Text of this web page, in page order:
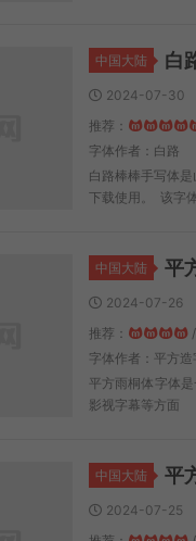
中国大陆 白
2024-07-30
推荐：
字体作者：白路
白路棒棒手写体
下载使用。 该字
中国大陆 平
2024-07-26
推荐：
字体作者：平方造
平方雨桐体字体
影视字幕等方面
中国大陆 平
2024-07-25